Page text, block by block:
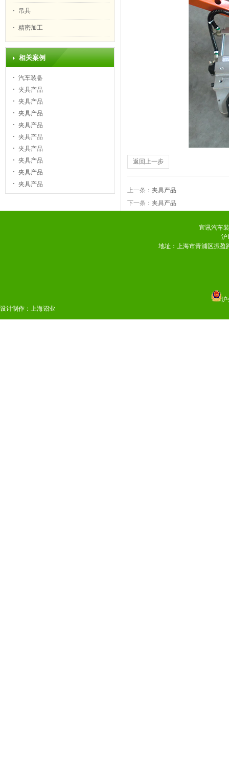
吊具
精密加工
相关案例
汽车装备
夹具产品
夹具产品
夹具产品
夹具产品
夹具产品
夹具产品
夹具产品
夹具产品
夹具产品
返回上一步
上一条：夹具产品
下一条：夹具产品
宜讯汽车
沪
地址：上海市青浦区振
沪
设计制作： 上海诏业